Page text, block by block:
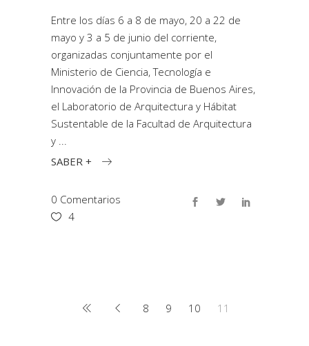
Entre los días 6 a 8 de mayo, 20 a 22 de
mayo y 3 a 5 de junio del corriente,
organizadas conjuntamente por el
Ministerio de Ciencia, Tecnología e
Innovación de la Provincia de Buenos Aires,
el Laboratorio de Arquitectura y Hábitat
Sustentable de la Facultad de Arquitectura
y
SABER +
0 Comentarios
4
8 9 10 11